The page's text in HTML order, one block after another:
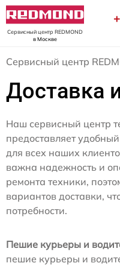
Сервисный центр REDMOND
в Москве
Сервисный центр
Доставка
Наш сервисный центр
предоставляет
для всех наших
важна надежность и
ремонта техники,
вариантов доставки,
потребности.
Пешие курьеры и
пешие курьеры и